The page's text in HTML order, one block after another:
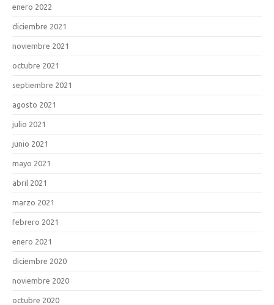
enero 2022
diciembre 2021
noviembre 2021
octubre 2021
septiembre 2021
agosto 2021
julio 2021
junio 2021
mayo 2021
abril 2021
marzo 2021
febrero 2021
enero 2021
diciembre 2020
noviembre 2020
octubre 2020